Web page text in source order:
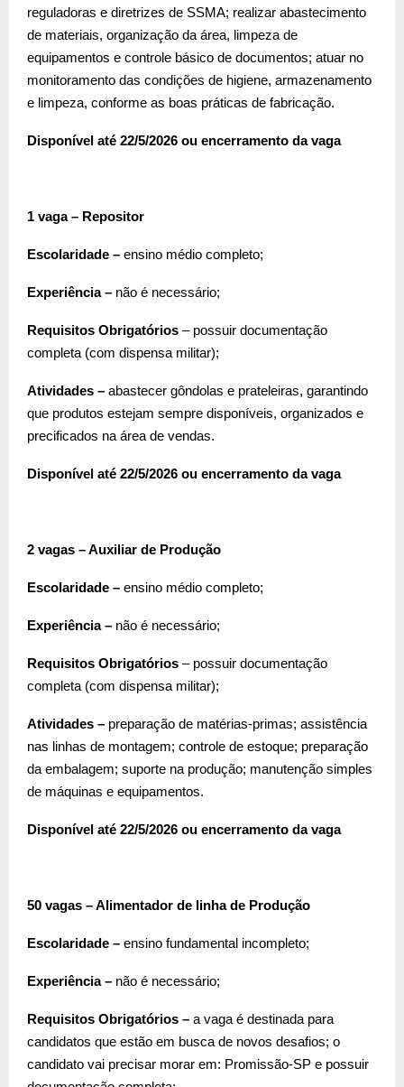
reguladoras e diretrizes de SSMA; realizar abastecimento
de materiais, organização da área, limpeza de
equipamentos e controle básico de documentos; atuar no
monitoramento das condições de higiene, armazenamento
e limpeza, conforme as boas práticas de fabricação.
Disponível até 22/5/2026 ou encerramento da vaga
1 vaga – Repositor
Escolaridade – ensino médio completo;
Experiência – não é necessário;
Requisitos Obrigatórios – possuir documentação
completa (com dispensa militar);
Atividades – abastecer gôndolas e prateleiras, garantindo
que produtos estejam sempre disponíveis, organizados e
precificados na área de vendas.
Disponível até 22/5/2026 ou encerramento da vaga
2 vagas – Auxiliar de Produção
Escolaridade – ensino médio completo;
Experiência – não é necessário;
Requisitos Obrigatórios – possuir documentação
completa (com dispensa militar);
Atividades – preparação de matérias-primas; assistência
nas linhas de montagem; controle de estoque; preparação
da embalagem; suporte na produção; manutenção simples
de máquinas e equipamentos.
Disponível até 22/5/2026 ou encerramento da vaga
50 vagas – Alimentador de linha de Produção
Escolaridade – ensino fundamental incompleto;
Experiência – não é necessário;
Requisitos Obrigatórios – a vaga é destinada para
candidatos que estão em busca de novos desafios; o
candidato vai precisar morar em: Promissão-SP e possuir